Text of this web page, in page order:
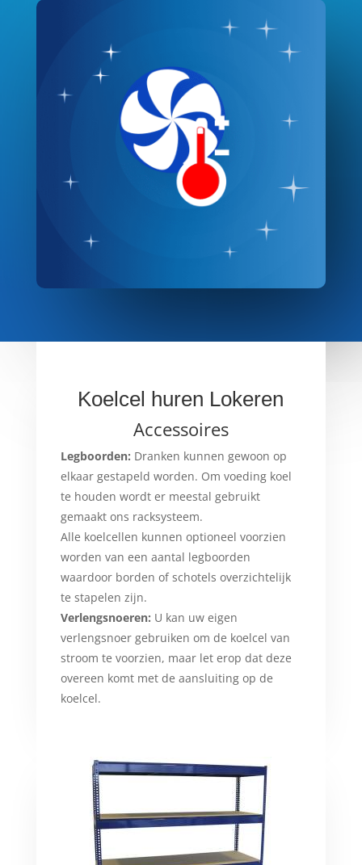
Koelcel huren Lokeren
Accessoires
Legboorden: Dranken kunnen gewoon op
elkaar gestapeld worden. Om voeding koel
te houden wordt er meestal gebruikt
gemaakt ons racksysteem.
Alle koelcellen kunnen optioneel voorzien
worden van een aantal legboorden
waardoor borden of schotels overzichtelijk
te stapelen zijn.
Verlengsnoeren: U kan uw eigen
verlengsnoer gebruiken om de koelcel van
stroom te voorzien, maar let erop dat deze
overeen komt met de aansluiting op de
koelcel.